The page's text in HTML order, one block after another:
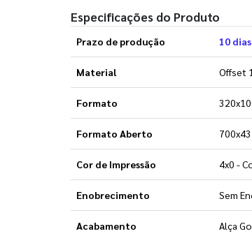
Especificações do Produto
Prazo de produção 10
Material Offset
Formato
Formato Aberto
Cor de Impressão 4x0 -
Enobrecimento Sem
Acabamento Alça